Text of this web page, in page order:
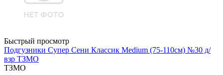
Быстрый просмотр
Подгузники Супер Сени Классик Medium (75-110см) №30 д/
взр ТЗМО
ТЗМО